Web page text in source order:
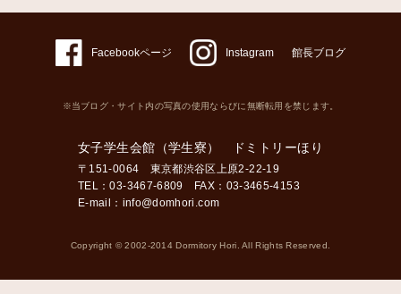
Facebookページ Instagram 館長ブログ
※当ブログ・サイト内の写真の使用ならびに無断転用を禁じます。
女子学生会館（学生寮） ドミトリーほり
〒151-0064 東京都渋谷区上原2-22-19
TEL：03-3467-6809 FAX：03-3465-4153
E-mail： info@domhori.com
Copyright © 2002-2014 Dormitory Hori. All Rights Reserved.